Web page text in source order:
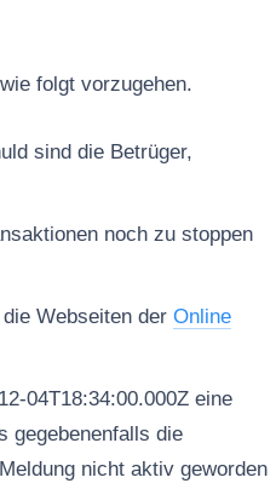
folgt vorzugehen.
sind die Betrüger,
noch zu stoppen
Webseiten der Online
04T18:34:00.000Z eine
gegebenenfalls die
nicht aktiv geworden